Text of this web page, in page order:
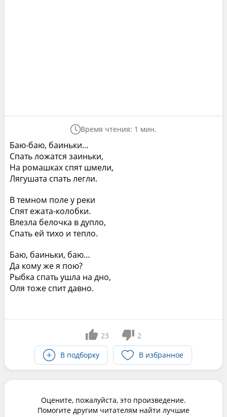
Время чтения: 1 мин.
Баю-баю, баиньки…
Спать ложатся заиньки,
На ромашках спят шмели,
Лягушата спать легли.
В темном поле у реки
Спят ежата-колобки.
Влезла белочка в дупло,
Спать ей тихо и тепло.
Баю, баиньки, баю…
Да кому же я пою?
Рыбка спать ушла на дно,
Оля тоже спит давно.
23
2
В подборку
В избранное
Оцените, пожалуйста, это произведение.
Помогите другим читателям найти лучшие